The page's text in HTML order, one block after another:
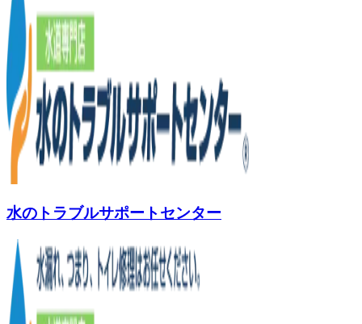
水のトラブルサポートセンター